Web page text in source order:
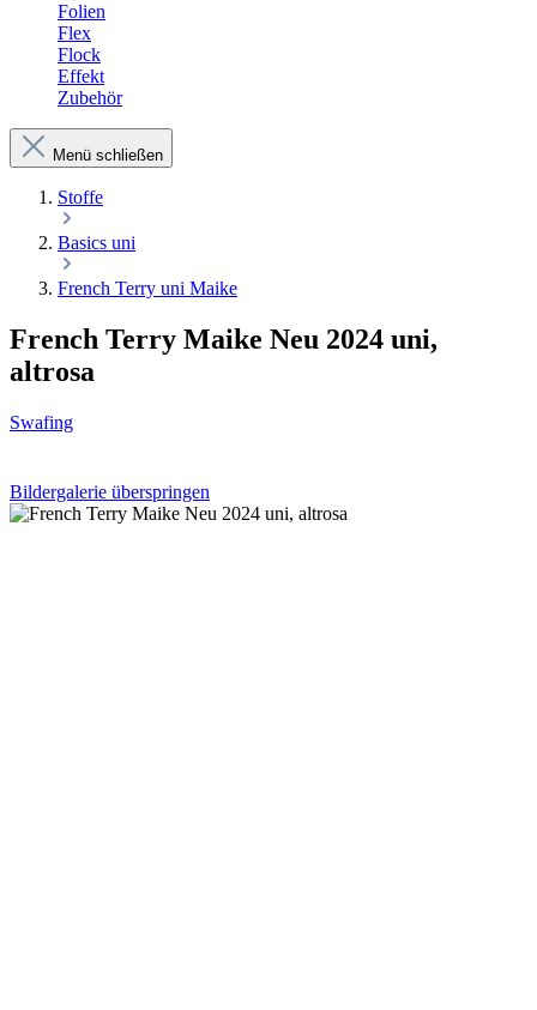
Folien
Flex
Flock
Effekt
Zubehör
Menü schließen
Stoffe
Basics uni
French Terry uni Maike
French Terry Maike Neu 2024 uni,
altrosa
Swafing
Bildergalerie überspringen